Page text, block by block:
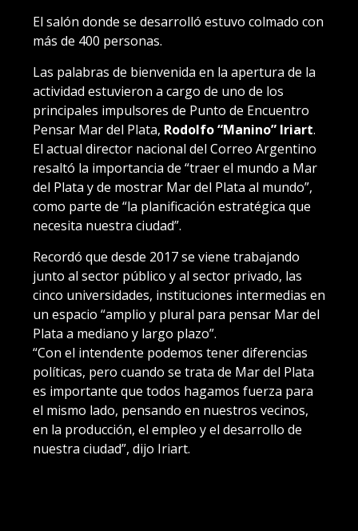
El salón donde se desarrolló estuvo colmado con
más de 400 personas.
Las palabras de bienvenida en la apertura de la
actividad estuvieron a cargo de uno de los
principales impulsores de Punto de Encuentro
Pensar Mar del Plata, Rodolfo “Manino” Iriart.
El actual director nacional del Correo Argentino
resaltó la importancia de “traer el mundo a Mar
del Plata y de mostrar Mar del Plata al mundo”,
como parte de “la planificación estratégica que
necesita nuestra ciudad”.
Recordó que desde 2017 se viene trabajando
junto al sector público y al sector privado, las
cinco universidades, instituciones intermedias en
un espacio “amplio y plural para pensar Mar del
Plata a mediano y largo plazo”.
“Con el intendente podemos tener diferencias
políticas, pero cuando se trata de Mar del Plata
es importante que todos hagamos fuerza para
el mismo lado, pensando en nuestros vecinos,
en la producción, el empleo y el desarrollo de
nuestra ciudad”, dijo Iriart.